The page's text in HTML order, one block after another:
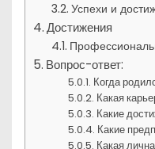
Успехи и
Достижения
Вопрос-ответ:
Когда
Какая
Какие
Какие
Какая